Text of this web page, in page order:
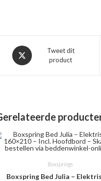
Opent
in
Tweet dit
product
Boxsprings
Boxspring Bed Julia –